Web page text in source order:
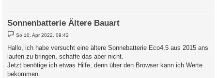
Sonnenbatterie Ältere Bauart
B
e
i
t
r
g
So 10. Apr 2022, 09:42
Hallo, ich habe versucht eine ältere Sonnebatterie Eco4,5 aus 2015 ans
laufen zu bringen, schaffe das aber nicht.
Jetzt benötige ich etwas Hilfe, denn über den Browser kann ich Werte
bekommen.